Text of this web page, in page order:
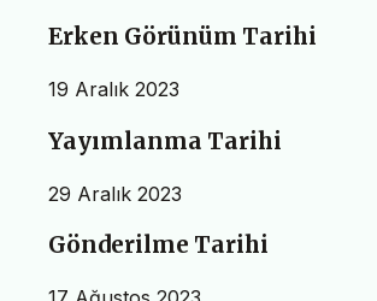
Erken Görünüm Tarihi
19 Aralık 2023
Yayımlanma Tarihi
29 Aralık 2023
Gönderilme Tarihi